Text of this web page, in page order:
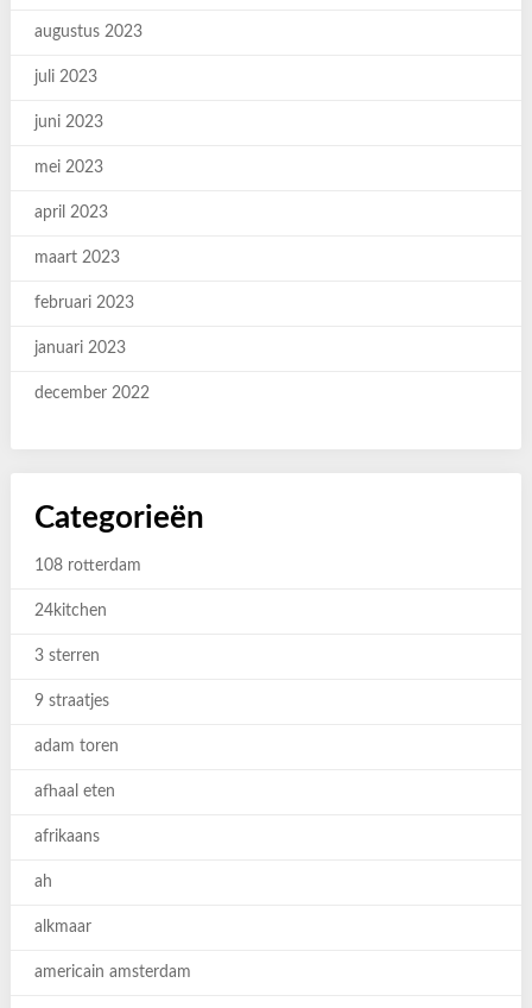
augustus 2023
juli 2023
juni 2023
mei 2023
april 2023
maart 2023
februari 2023
januari 2023
december 2022
Categorieën
108 rotterdam
24kitchen
3 sterren
9 straatjes
adam toren
afhaal eten
afrikaans
ah
alkmaar
americain amsterdam